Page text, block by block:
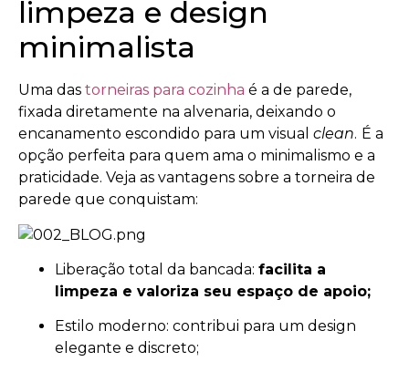
limpeza e design
minimalista
Uma das torneiras para cozinha é a de parede,
fixada diretamente na alvenaria, deixando o
encanamento escondido para um visual clean. É a
opção perfeita para quem ama o minimalismo e a
praticidade. Veja as vantagens sobre a torneira de
parede que conquistam:
Liberação total da bancada: facilita a
limpeza e valoriza seu espaço de apoio;
Estilo moderno: contribui para um design
elegante e discreto;